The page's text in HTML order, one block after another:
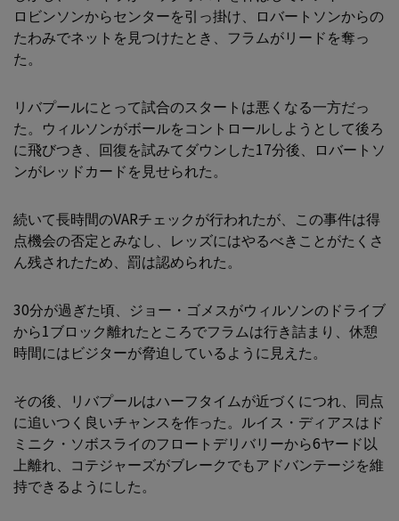
ロビンソンからセンターを引っ掛け、ロバートソンからの
たわみでネットを見つけたとき、フラムがリードを奪っ
た。
リバプールにとって試合のスタートは悪くなる一方だっ
た。ウィルソンがボールをコントロールしようとして後ろ
に飛びつき、回復を試みてダウンした17分後、ロバートソ
ンがレッドカードを見せられた。
続いて長時間のVARチェックが行われたが、この事件は得
点機会の否定とみなし、レッズにはやるべきことがたくさ
ん残されたため、罰は認められた。
30分が過ぎた頃、ジョー・ゴメスがウィルソンのドライブ
から1ブロック離れたところでフラムは行き詰まり、休憩
時間にはビジターが脅迫しているように見えた。
その後、リバプールはハーフタイムが近づくにつれ、同点
に追いつく良いチャンスを作った。ルイス・ディアスはド
ミニク・ソボスライのフロートデリバリーから6ヤード以
上離れ、コテジャーズがブレークでもアドバンテージを維
持できるようにした。